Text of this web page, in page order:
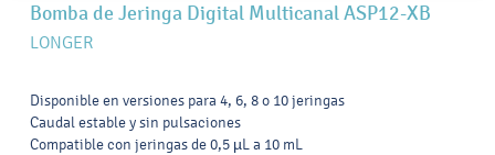
Bomba de Jeringa Digital Multicanal ASP12-XB
LONGER
Disponible en versiones para 4, 6, 8 o 10 jeringas
Caudal estable y sin pulsaciones
Compatible con jeringas de 0,5 µL a 10 mL